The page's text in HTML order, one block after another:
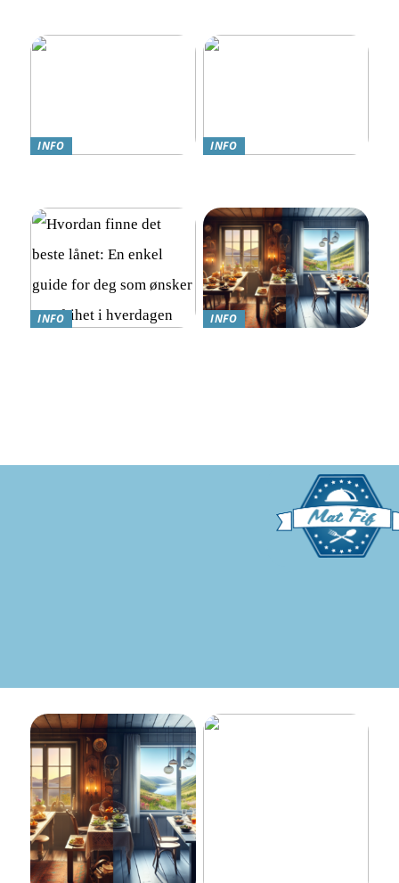
INFO
INFO
INFO
INFO